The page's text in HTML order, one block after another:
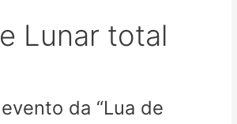
Lunar total
da “Lua de